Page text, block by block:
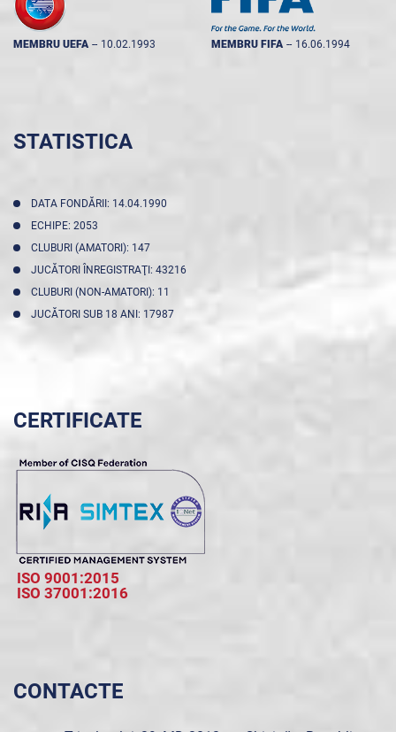
MEMBRU UEFA -- 10.02.1993 MEMBRU FIFA -- 16.06.1994
STATISTICA
DATA FONDĂRII: 14.04.1990
ECHIPE: 2053
CLUBURI (AMATORI): 147
JUCĂTORI ÎNREGISTRAŢI: 43216
CLUBURI (NON-AMATORI): 11
JUCĂTORI SUB 18 ANI: 17987
CERTIFICATE
ISO 9001:2015
ISO 37001:2016
CONTACTE